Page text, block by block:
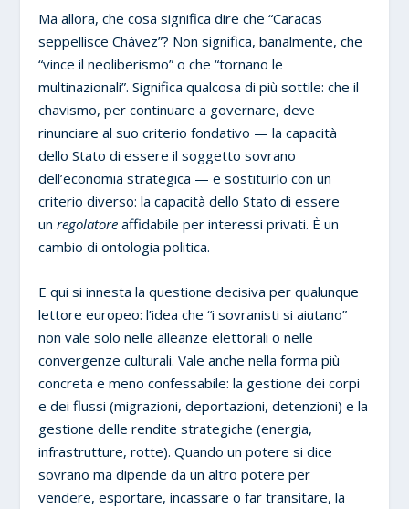
Ma allora, che cosa significa dire che “Caracas
seppellisce Chávez”? Non significa, banalmente, che
“vince il neoliberismo” o che “tornano le
multinazionali”. Significa qualcosa di più sottile: che il
chavismo, per continuare a governare, deve
rinunciare al suo criterio fondativo — la capacità
dello Stato di essere il soggetto sovrano
dell’economia strategica — e sostituirlo con un
criterio diverso: la capacità dello Stato di essere
unregolatore affidabile per interessi privati. È un
cambio di ontologia politica.
E qui si innesta la questione decisiva per qualunque
lettore europeo: l’idea che “i sovranisti si aiutano”
non vale solo nelle alleanze elettorali o nelle
convergenze culturali. Vale anche nella forma più
concreta e meno confessabile: la gestione dei corpi
e dei flussi (migrazioni, deportazioni, detenzioni) e la
gestione delle rendite strategiche (energia,
infrastrutture, rotte). Quando un potere si dice
sovrano ma dipende da un altro potere per
vendere, esportare, incassare o far transitare, la